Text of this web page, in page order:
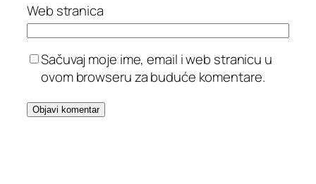
Web stranica
Sačuvaj moje ime, email i web stranicu u
ovom browseru za buduće komentare.